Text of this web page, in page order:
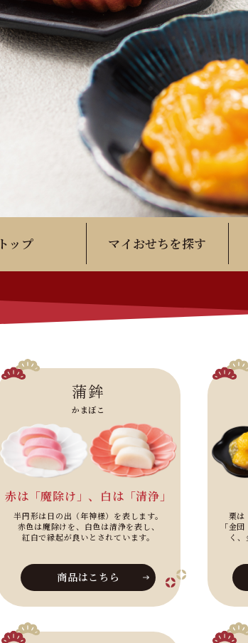
トップ マイおせちを探す
蒲鉾
かまぼこ
赤は「魔除け」、白は「清浄」
半円形は日の出（年神様）を表します。
赤色は魔除けを、白色は清浄を表し、
紅白で縁起が良いとされています。
商品はこちら
栗は
「金
く